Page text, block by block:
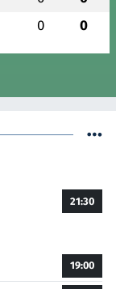
0 0
21:30
19:00